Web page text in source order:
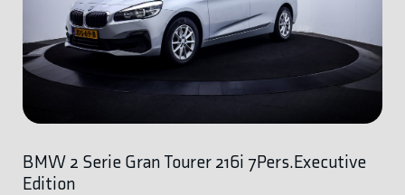
BMW 2 Serie Gran Tourer 216i 7Pers.Executive
Edition